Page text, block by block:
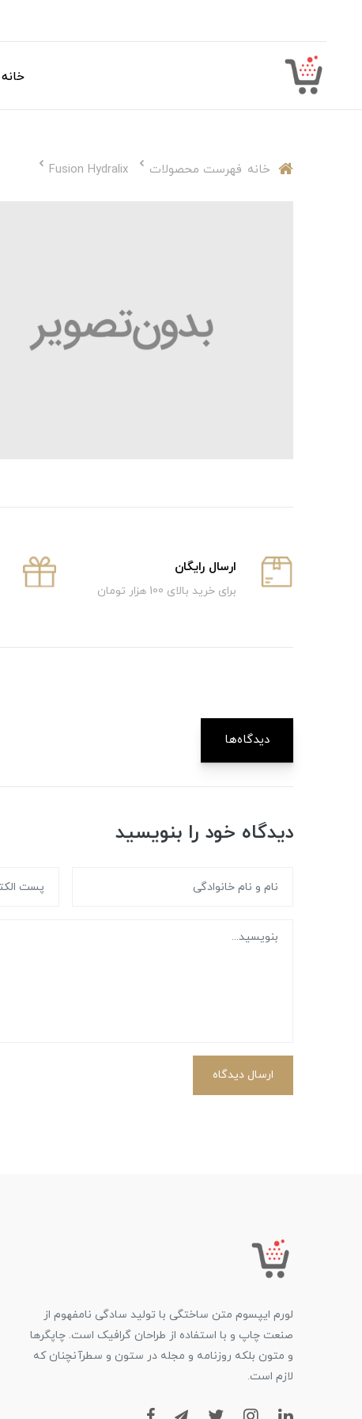
خانه
خانه فهرست محصولات Fusion Hydralix
ارسال رایگان
برای خرید بالای 100 هزار تومان
دیدگاه‌ها
دیدگاه خود را بنویسید
ارسال دیدگاه
لورم ایپسوم متن ساختگی با تولید سادگی نامفهوم از
صنعت چاپ و با استفاده از طراحان گرافیک است. چاپگرها
و متون بلکه روزنامه و مجله در ستون و سطرآنچنان که
لازم است.